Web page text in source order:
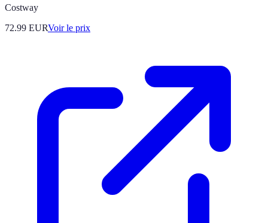
Costway
72.99 EURVoir le prix